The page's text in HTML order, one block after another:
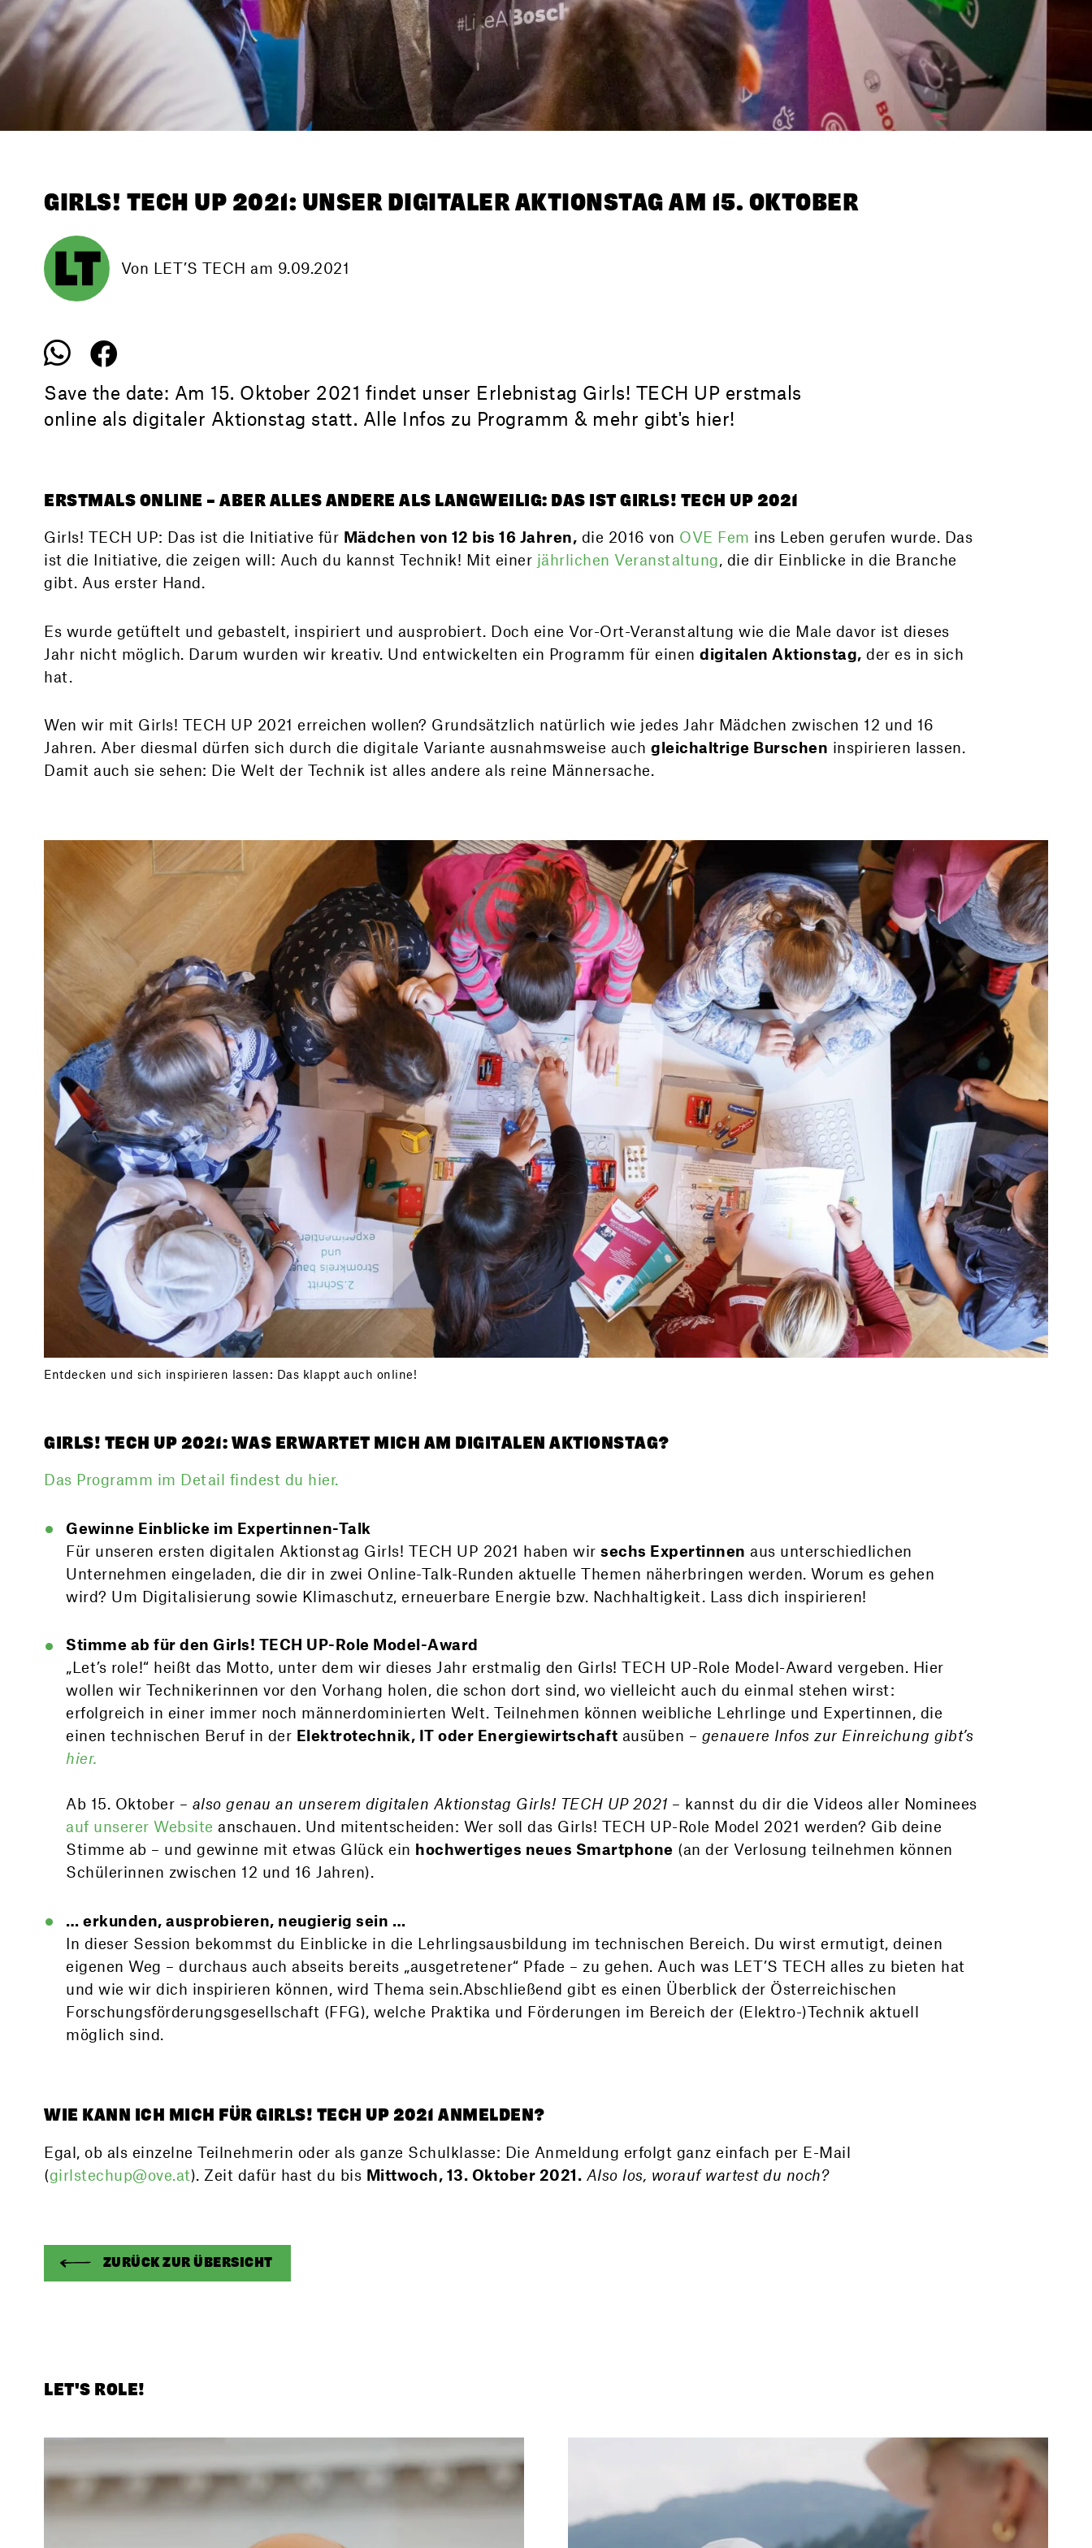
GIRLS! TECH UP 2021: UNSER DIGITALER AKTIONSTAG AM 15. OKTOBER
Von LET’S TECHam 9.09.2021
Save the date: Am 15. Oktober 2021 findet unser Erlebnistag Girls! TECH UP erstmals
online als digitaler Aktionstag statt. Alle Infos zu Programm & mehr gibt's hier!
ERSTMALS ONLINE – ABER ALLES ANDERE ALS LANGWEILIG: DAS IST GIRLS! TECH UP 2021
Girls! TECH UP: Das ist die Initiative für Mädchen von 12 bis 16 Jahren, die 2016 von OVE Fem ins Leben gerufen wurde. Das
ist die Initiative, die zeigen will: Auch du kannst Technik! Mit einer jährlichen Veranstaltung, die dir Einblicke in die Branche
gibt. Aus erster Hand.
Es wurde getüftelt und gebastelt, inspiriert und ausprobiert. Doch eine Vor-Ort-Veranstaltung wie die Male davor ist dieses
Jahr nicht möglich. Darum wurden wir kreativ. Und entwickelten ein Programm für einendigitalen Aktionstag, der es in sich
hat.
Wen wir mit Girls! TECH UP 2021 erreichen wollen? Grundsätzlich natürlich wie jedes Jahr Mädchen zwischen 12 und 16
Jahren. Aber diesmal dürfen sich durch die digitale Variante ausnahmsweise auchgleichaltrige Burschen inspirieren lassen.
Damit auch sie sehen: Die Welt der Technik ist alles andere als reine Männersache.
Entdecken und sich inspirieren lassen: Das klappt auch online!
GIRLS! TECH UP 2021: WAS ERWARTET MICH AM DIGITALEN AKTIONSTAG?
Das Programm im Detail findest du hier.
Gewinne Einblicke im Expertinnen-Talk
Für unseren ersten digitalen Aktionstag Girls! TECH UP 2021 haben wirsechs Expertinnen aus unterschiedlichen
Unternehmen eingeladen, die dir in zwei Online-Talk-Runden aktuelle Themen näherbringen werden. Worum es gehen
wird? Um Digitalisierung sowie Klimaschutz, erneuerbare Energie bzw. Nachhaltigkeit. Lass dich inspirieren!
Stimme ab für den Girls! TECH UP-Role Model-Award
„Let’s role!“ heißt das Motto, unter dem wir dieses Jahr erstmalig den Girls! TECH UP-Role Model-Award vergeben. Hier
wollen wir Technikerinnen vor den Vorhang holen, die schon dort sind, wo vielleicht auch du einmal stehen wirst:
erfolgreich in einer immer noch männerdominierten Welt. Teilnehmen können weibliche Lehrlinge und Expertinnen, die
einen technischen Beruf in der Elektrotechnik, IT oder Energiewirtschaft ausüben – genauere Infos zur Einreichung gibt’s
hier.
Ab 15. Oktober – also genau an unserem digitalen Aktionstag Girls! TECH UP 2021 – kannst du dir die Videos aller Nominees
auf unserer Website anschauen. Und mitentscheiden: Wer soll das Girls! TECH UP-Role Model 2021 werden? Gib deine
Stimme ab – und gewinne mit etwas Glück ein hochwertiges neues Smartphone (an der Verlosung teilnehmen können
Schülerinnen zwischen 12 und 16 Jahren).
… erkunden, ausprobieren, neugierig sein …
In dieser Session bekommst du Einblicke in die Lehrlingsausbildung im technischen Bereich. Du wirst ermutigt, deinen
eigenen Weg – durchaus auch abseits bereits „ausgetretener“ Pfade – zu gehen. Auch was LET’S TECH alles zu bieten hat
und wie wir dich inspirieren können, wird Thema sein.Abschließend gibt es einen Überblick der Österreichischen
Forschungsförderungsgesellschaft (FFG), welche Praktika und Förderungen im Bereich der (Elektro-)Technik aktuell
möglich sind.
WIE KANN ICH MICH FÜR GIRLS! TECH UP 2021 ANMELDEN?
Egal, ob als einzelne Teilnehmerin oder als ganze Schulklasse: Die Anmeldung erfolgt ganz einfach per E-Mail
(girlstechup@ove.at). Zeit dafür hast du bis Mittwoch, 13. Oktober 2021. Also los, worauf wartest du noch?
ZURÜCK ZUR ÜBERSICHT
LET'S ROLE!